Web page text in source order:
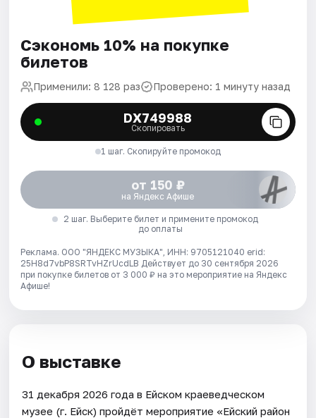
Сэкономь 10% на покупке
билетов
Применили: 8 128 раз Проверено: 1 минуту назад
DX749988
Скопировать
1 шаг. Скопируйте промокод
от 150 ₽
на Яндекс Афише
2 шаг. Выберите билет и примените промокод
до оплаты
Реклама. ООО "ЯНДЕКС МУЗЫКА", ИНН: 9705121040 erid:
25H8d7vbP8SRTvHZrUcdLB Действует до 30 сентября 2026
при покупке билетов от 3 000 ₽ на это мероприятие на Яндекс
Афише!
О выставке
31 декабря 2026 года в Ейском краеведческом
музее (г. Ейск) пройдёт мероприятие «Ейский район